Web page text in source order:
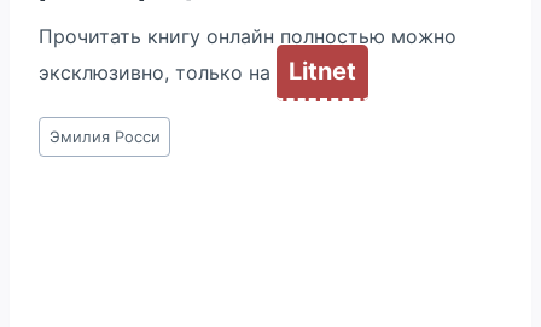
Прочитать книгу онлайн полностью можно
эксклюзивно, только на
Litnet
Метки
записи:
Эмилия Росси